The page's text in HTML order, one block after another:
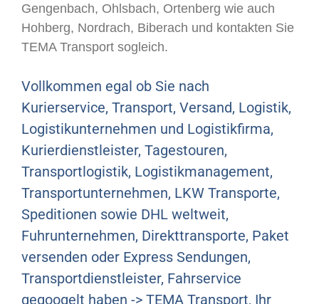
Gengenbach, Ohlsbach, Ortenberg wie auch
Hohberg, Nordrach, Biberach und kontakten Sie
TEMA Transport sogleich.
Vollkommen egal ob Sie nach
Kurierservice, Transport, Versand, Logistik,
Logistikunternehmen und Logistikfirma,
Kurierdienstleister, Tagestouren,
Transportlogistik, Logistikmanagement,
Transportunternehmen, LKW Transporte,
Speditionen sowie DHL weltweit,
Fuhrunternehmen, Direkttransporte, Paket
versenden oder Express Sendungen,
Transportdienstleister, Fahrservice
gegoogelt haben -> TEMA Transport, Ihr